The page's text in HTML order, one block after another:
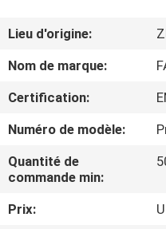
AU
SUJET
DE
VISITE
Lieu d'origine:
Nom de marque:
Certification:
Numéro de modèle:
Quantité de
commande min:
Prix: